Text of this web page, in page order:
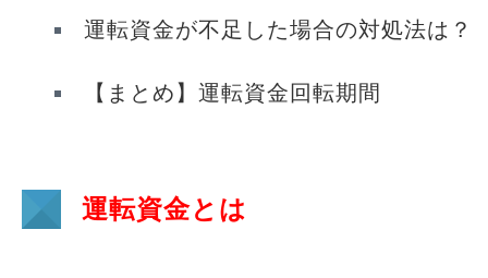
運転資金が不足した場合の対処法は？
【まとめ】運転資金回転期間
運転資金とは